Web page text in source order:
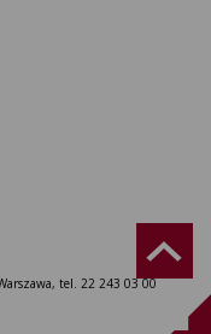
tel. 22 243 03 00